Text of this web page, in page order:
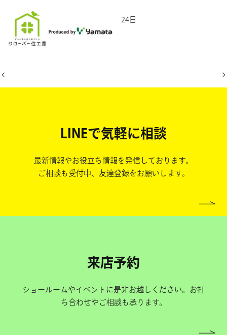
2026年2月24日
LINEで気軽に相談
最新情報やお役立ち情報を発信しております。
ご相談も受付中、友達登録をお願いします。
来店予約
ショールームやイベントに是非お越しください。お打
ち合わせやご相談も承ります。